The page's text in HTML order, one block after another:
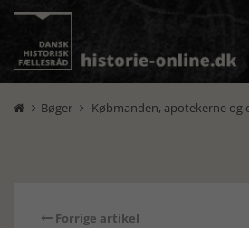
 Bøger  Købmanden, apotekerne og
Forrige artikel